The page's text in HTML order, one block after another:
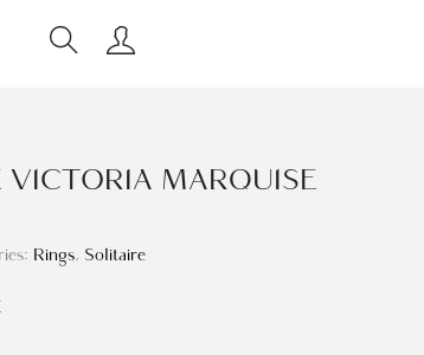
VICTORIA MARQUISE
Rings, Solitaire